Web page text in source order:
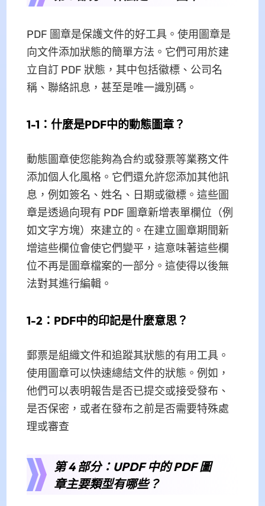
PDF 圖章是保護文件的好工具。使用圖章是
向文件添加狀態的簡單方法。它們可用於建
立自訂 PDF 狀態，其中包括徽標、公司名
稱、聯絡訊息，甚至是唯一識別碼。
1-1：什麼是PDF中的動態圖章？
動態圖章使您能夠為合約或發票等業務文件
添加個人化風格。它們還允許您添加其他訊
息，例如簽名、姓名、日期或徽標。這些圖
章是透過向現有 PDF 圖章新增表單欄位（例
如文字方塊）來建立的。在建立圖章期間新
增這些欄位會使它們變平，這意味著這些欄
位不再是圖章檔案的一部分。這使得以後無
法對其進行編輯。
1-2：PDF中的印記是什麼意思？
郵票是組織文件和追蹤其狀態的有用工具。
使用圖章可以快速總結文件的狀態。例如，
他們可以表明報告是否已提交或接受發布、
是否保密，或者在發布之前是否需要特殊處
理或審查
第 4 部分：UPDF 中的 PDF 圖
章主要類型有哪些？